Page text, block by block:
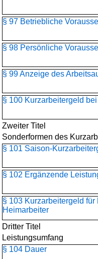
§ 97 Betriebliche
§ 98 Persönliche
§ 99 Anzeige des
§ 100 Kurzarbeitergeld
Zweiter Titel
Sonderformen des
§ 101 Saison-
§ 102 Ergänzende
§ 103 Kurzarbeitergeld
Heimarbeiter
Dritter Titel
Leistungsumfang
§ 104 Dauer